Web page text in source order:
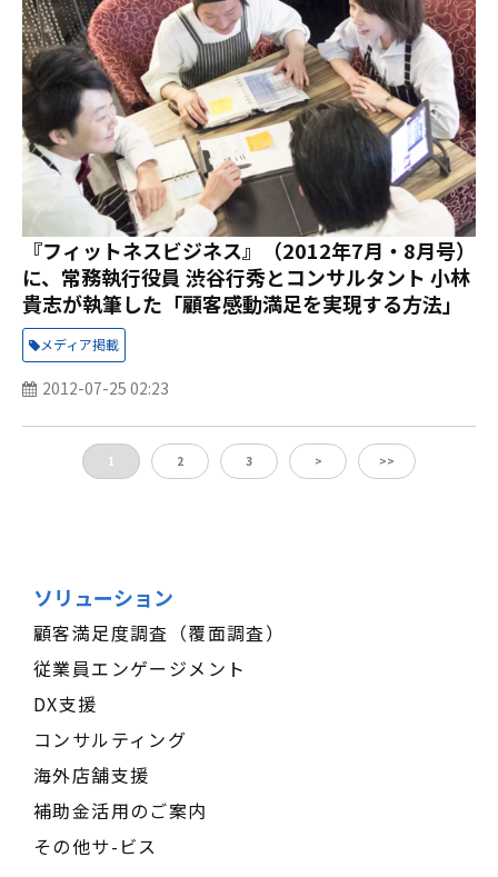
『フィットネスビジネス』（2012年7月・8月号）
に、常務執行役員 渋谷行秀とコンサルタント 小林
貴志が執筆した「顧客感動満足を実現する方法」
が掲載されました。
メディア掲載
2012-07-25 02:23
1 2 3 > >>
ソリューション
顧客満足度調査（覆面調査）
従業員エンゲージメント
DX支援
コンサルティング
海外店舗支援
補助金活用のご案内
その他サ-ビス